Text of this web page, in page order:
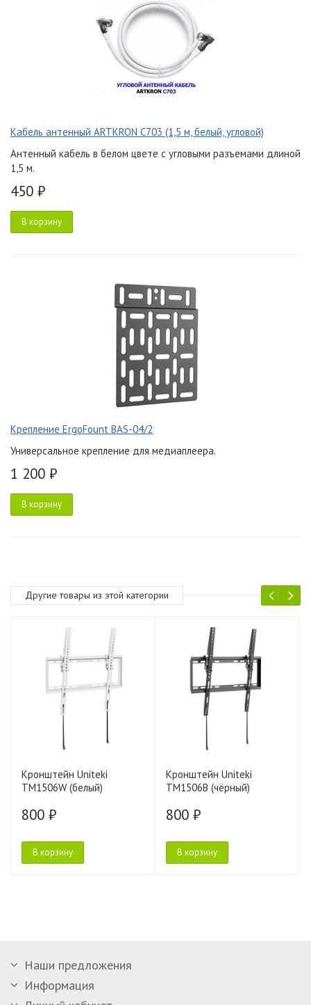
Кабель антенный ARTKRON C703 (1,5 м, белый, угловой)
Антенный кабель в белом цвете с угловыми разъемами длиной
1,5 м.
450 ₽
В корзину
Крепление ErgoFount BAS-04/2
Универсальное крепление для медиаплеера.
1 200 ₽
В корзину
Другие товары из этой категории
Кронштейн Uniteki
TM1506W (белый)
800 ₽
В корзину
Кронштейн Uniteki
TM1506B (чёрный)
800 ₽
В корзину
Наши предложения
Информация